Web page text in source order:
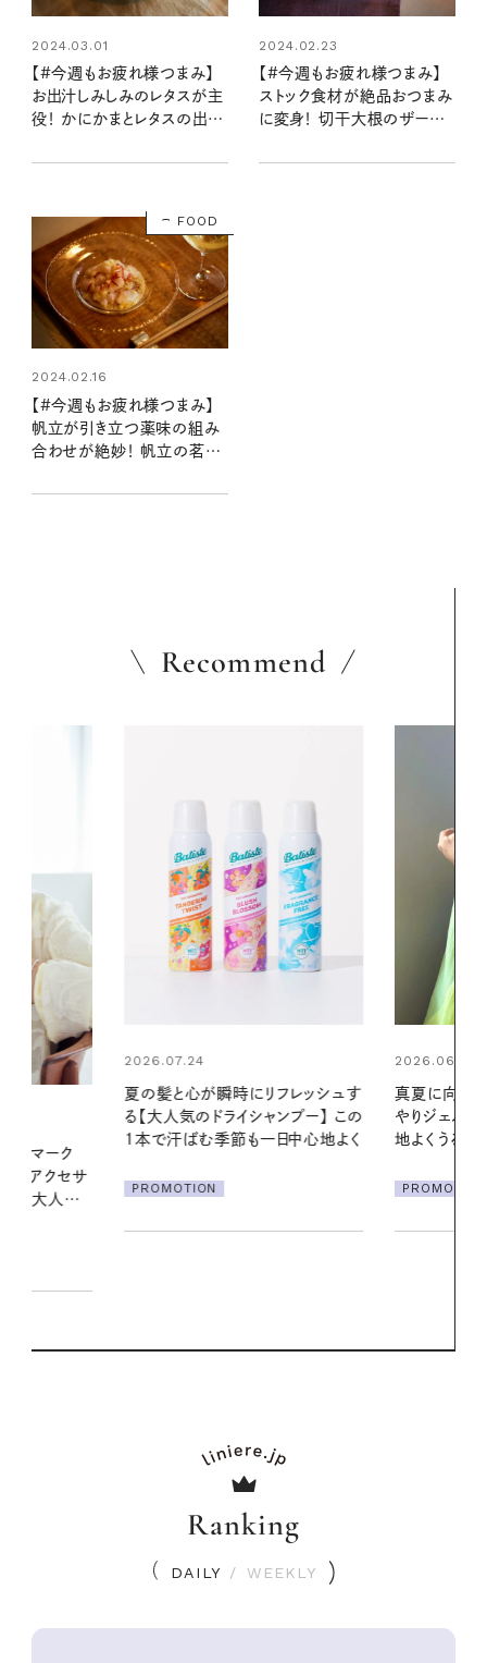
2024.03.01
【#今週もお疲れ様つまみ】
お出汁しみしみのレタスが主
役！ かにかまとレタスの出汁
長谷川あかりさん）
2024.02.23
【#今週もお疲れ様つまみ】
ストック食材が絶品おつまみ
に変身！ 切干大根のザーサ
かりさん）
FOOD
2024.02.16
【#今週もお疲れ様つまみ】
帆立が引き立つ薬味の組み
合わせが絶妙！ 帆立の茗荷
かりさん）
Recommend
2026.06.01
真夏に向けて、ハーブが香るひん
やりジェルと出合う。暑い季節に心
地よくうるおう、軽やかなボディケ
PROMOTION
2026.06.01
暑い夏のナイ
える夜の爽
Ranking
DAILY / WEEKLY